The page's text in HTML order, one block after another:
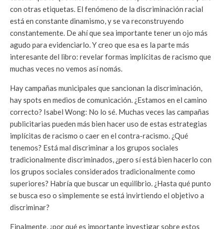
con otras etiquetas. El fenómeno de la discriminación racial
está en constante dinamismo, y se va reconstruyendo
constantemente. De ahí que sea importante tener un ojo más
agudo para evidenciarlo. Y creo que esa es la parte más
interesante del libro: revelar formas implícitas de racismo que
muchas veces no vemos así nomás.
Hay campañas municipales que sancionan la discriminación,
hay spots en medios de comunicación. ¿Estamos en el camino
correcto? Isabel Wong: No lo sé. Muchas veces las campañas
publicitarias pueden más bien hacer uso de estas estrategias
implícitas de racismo o caer en el contra-racismo. ¿Qué
tenemos? Está mal discriminar a los grupos sociales
tradicionalmente discriminados, ¿pero sí está bien hacerlo con
los grupos sociales considerados tradicionalmente como
superiores? Habría que buscar un equilibrio. ¿Hasta qué punto
se busca eso o simplemente se está invirtiendo el objetivo a
discriminar?
Finalmente, ¿por qué es importante investigar sobre estos